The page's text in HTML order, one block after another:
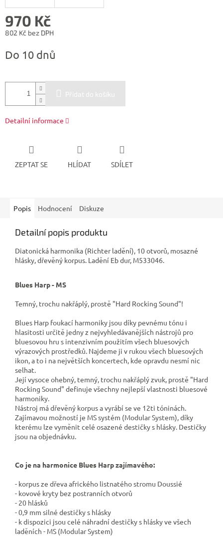
970 Kč
802 Kč bez DPH
cena:
Do 10 dnů
Přidat do košíku
Detailní informace
ZEPTAT SE HLÍDAT SDÍLET
Popis Hodnocení Diskuze
Detailní popis produktu
Diatonická harmonika (Richter ladění), 10 otvorů, mosazné
hlásky, dřevěný korpus. Ladění Eb dur, M533046.
Blues Harp - MS
Temný, trochu nakřáplý, prostě "Hard Rocking Sound"!
Blues Harp foukací harmoniky jsou díky pevnému tónu i
hlasitosti určitě jedny z nejvyhledávanějších nástrojů pro
bluesovou hru s intenzivním použitím všech bluesových
výrazových prostředků. Najdeme ji v rukou všech bluesových
ikon, a to i na největších koncertech, kde opravdu nesmí nic
selhat.
Její vysoce ohebný, temný, trochu nakřáplý zvuk, prostě "Hard
Rocking Sound" definuje všechny nejlepší vlastnosti bluesové
harmoniky.
Nástroj má dřevěný korpus a vyrábí se ve 12ti tóninách.
Zajímavou možností je MS systém (Modular System), díky
kterému lze vyměnit celé osazené destičky s hlásky. Destičky
jsou na objednávku.
Co je na harmonice Blues Harp zajímavého:
- korpus ze dřeva afrického listnatého stromu Doussié
- kovové kryty bez postranních otvorů
- 20 hlásků
- 0,9 mm silné destičky s hlásky
- k dispozici jsou celé náhradní destičky s hlásky ve všech
laděních - MS (Modular System)